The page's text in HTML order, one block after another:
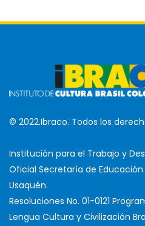
© 2022.Ibraco. Todos los
Institución para el Trabajo y
Oficial Secretaría de
Usaquén.
Resoluciones No. 01-0121
Lengua Cultura y Civilización